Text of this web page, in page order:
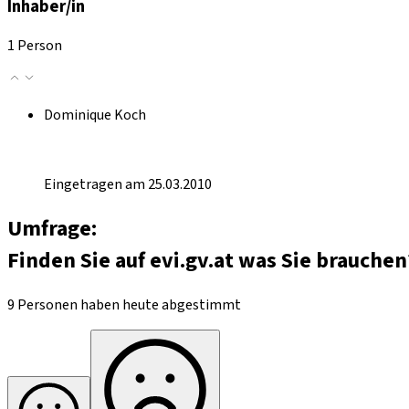
Inhaber/in
1 Person
Dominique Koch
Eingetragen am 25.03.2010
Umfrage:
Finden Sie auf evi.gv.at was Sie
9 Personen haben heute abgestimmt